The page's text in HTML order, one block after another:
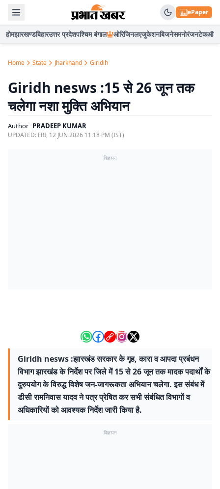
ePaper
होमझारखण्डबिहारउत्तर प्रदेशपश्चिम बंगाल ओरिजिनलएजुकेशनबिजनेसमनोरंजनटेकऑटो
Home State Jharkhand Giridih
Giridh nesws :15 से 26 जून तक
चलेगा नशा मुक्ति अभियान
Author PRADEEP KUMAR
UPDATED: FRI, 12 JUN 2026 11:18 PM (IST)
विज्ञापन
Giridh nesws :झारखंड सरकार के गृह, कारा व आपदा प्रबंधन
विभाग झारखंड के निर्देश पर जिले में 15 से 26 जून तक मादक पदार्थों के
दुरुपयोग के विरुद्ध विशेष जन-जागरूकता अभियान चलेगा. इस संबंध में
डीसी रामनिवास यादव ने पत्र प्रेषित कर सभी संबंधित विभागों व
अधिकारियों को आवश्यक निर्देश जारी किया है.
विज्ञापन